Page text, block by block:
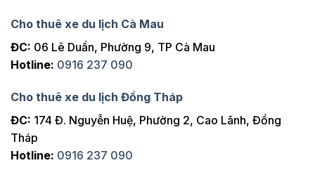
Cho thuê xe du lịch Cà Mau
ĐC: 06 Lê Duẩn, Phường 9, TP Cà Mau
Hotline: 0916 237 090
Cho thuê xe du lịch Đồng Tháp
ĐC: 174 Đ. Nguyễn Huệ, Phường 2, Cao Lãnh, Đồng
Tháp
Hotline: 0916 237 090